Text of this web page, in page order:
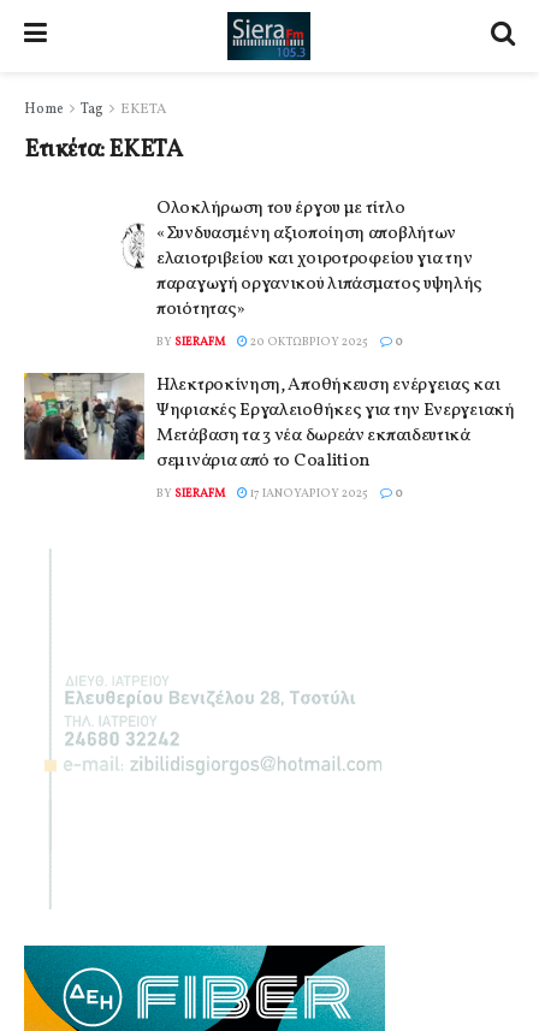
Home Tag ΕΚΕΤΑ
Ετικέτα:ΕΚΕΤΑ
Ολοκλήρωση του έργου με τίτλο
«Συνδυασμένη αξιοποίηση αποβλήτων
ελαιοτριβείου και χοιροτροφείου για την
παραγωγή οργανικού λιπάσματος υψηλής
ποιότητας»
BY SIERAFM 20 ΟΚΤΩΒΡΊΟΥ 2025 0
Ηλεκτροκίνηση, Αποθήκευση ενέργειας και
Ψηφιακές Εργαλειοθήκες για την Ενεργειακή
Μετάβαση τα 3 νέα δωρεάν εκπαιδευτικά
σεμινάρια από το Coalition
BY SIERAFM 17 ΙΑΝΟΥΑΡΊΟΥ 2025 0